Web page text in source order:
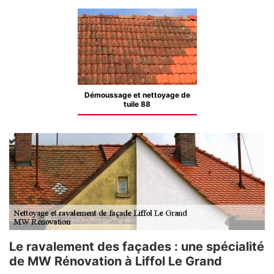
Démoussage et nettoyage de
tuile 88
Le ravalement des façades : une spécialité
de MW Rénovation à Liffol Le Grand